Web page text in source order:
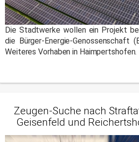
Die Stadtwerke wollen ein Projekt
die Bürger-Energie-Genossenschaft
Weiteres Vorhaben in Haimpertshofen.
Zeugen-Suche nach
Geisenfeld und